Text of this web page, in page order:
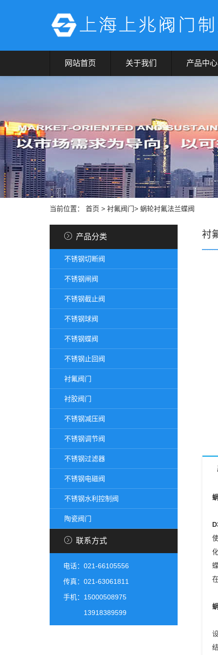
网站首页 关于我们 产品中心
当前位置： 首页 > 衬氟阀门> 蜗轮衬氟法兰蝶阀
衬
产品分类
不锈钢切断阀
不锈钢闸阀
不锈钢截止阀
不锈钢球阀
不锈钢蝶阀
不锈钢止回阀
衬氟阀门
衬胶阀门
不锈钢减压阀
不锈钢调节阀
不锈钢过滤器
不锈钢电磁阀
不锈钢水利控制阀
陶瓷阀门
联系方式
电话：021-66105556
传真：021-63061811
手机：15000508975
13918389599